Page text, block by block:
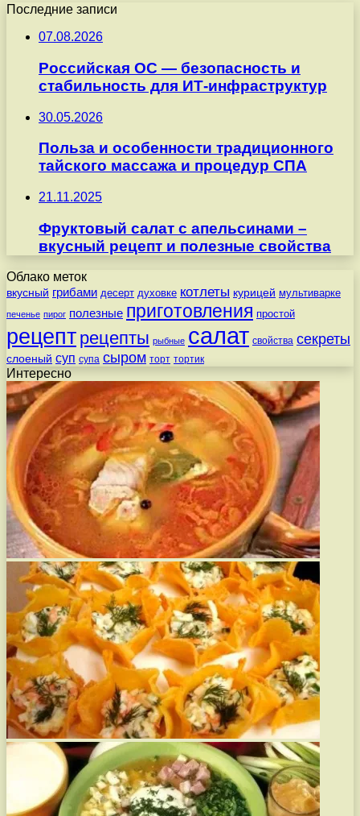
Последние записи
07.08.2026
Российская ОС — безопасность и
стабильность для ИТ-инфраструктур
30.05.2026
Польза и особенности традиционного
тайского массажа и процедур СПА
21.11.2025
Фруктовый салат с апельсинами –
вкусный рецепт и полезные свойства
Облако меток
вкусный грибами десерт духовке котлеты курицей мультиварке
печенье пирог полезные приготовления простой
рецепт рецепты рыбные салат свойства секреты
слоеный суп супа сыром торт тортик
Интересно